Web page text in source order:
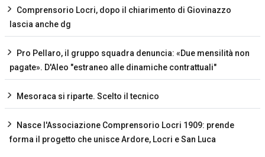
Comprensorio Locri, dopo il chiarimento di Giovinazzo
lascia anche dg
Pro Pellaro, il gruppo squadra denuncia: «Due mensilità non
pagate». D'Aleo "estraneo alle dinamiche contrattuali"
Mesoraca si riparte. Scelto il tecnico
Nasce l'Associazione Comprensorio Locri 1909: prende
forma il progetto che unisce Ardore, Locri e San Luca